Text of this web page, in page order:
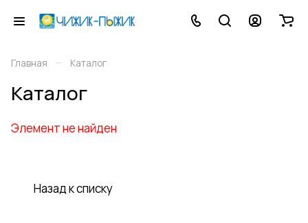
Главная – Каталог
Каталог
Элемент не найден
Назад к списку